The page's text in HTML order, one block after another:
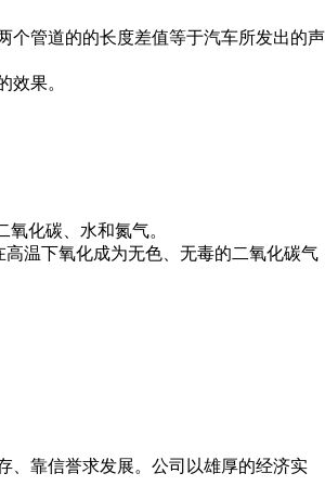
个管道的的长度差值等于汽车所发出的声
效果。
化碳、水和氮气。
温下氧化成为无色、无毒的二氧化碳气
、靠信誉求发展。公司以雄厚的经济实